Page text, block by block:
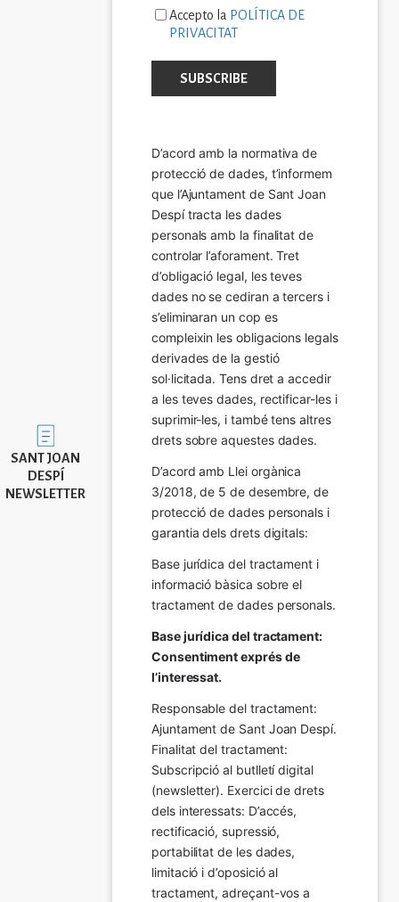
Imatge
SANT JOAN
DESPÍ
NEWSLETTER
Accepto la POLÍTICA DE
PRIVACITAT
D’acord amb la normativa de
protecció de dades, t’informem
que l’Ajuntament de Sant Joan
Despí tracta les dades
personals amb la finalitat de
controlar l’aforament. Tret
d’obligació legal, les teves
dades no se cediran a tercers i
s’eliminaran un cop es
compleixin les obligacions legals
derivades de la gestió
sol·licitada. Tens dret a accedir
a les teves dades, rectificar-les i
suprimir-les, i també tens altres
drets sobre aquestes dades.
D’acord amb Llei orgànica
3/2018, de 5 de desembre, de
protecció de dades personals i
garantia dels drets digitals:
Base jurídica del tractament i
informació bàsica sobre el
tractament de dades personals.
Base jurídica del tractament:
Consentiment exprés de
l’interessat.
Responsable del tractament:
Ajuntament de Sant Joan Despí.
Finalitat del tractament:
Subscripció al butlletí digital
(newsletter). Exercici de drets
dels interessats: D’accés,
rectificació, supressió,
portabilitat de les dades,
limitació i d’oposició al
tractament, adreçant-vos a